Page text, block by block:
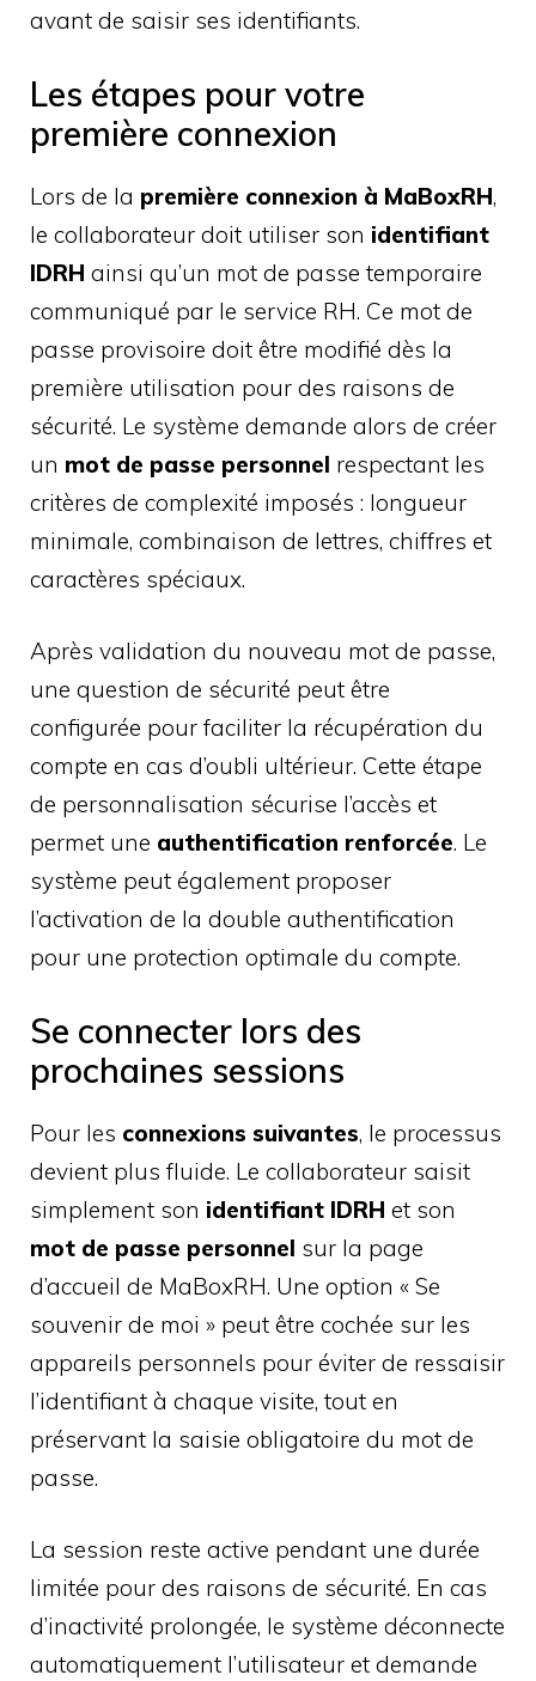
avant de saisir ses identifiants.
Les étapes pour votre
première connexion
Lors de la première connexion à MaBoxRH,
le collaborateur doit utiliser son identifiant
IDRH ainsi qu’un mot de passe temporaire
communiqué par le service RH. Ce mot de
passe provisoire doit être modifié dès la
première utilisation pour des raisons de
sécurité. Le système demande alors de créer
un mot de passe personnel respectant les
critères de complexité imposés : longueur
minimale, combinaison de lettres, chiffres et
caractères spéciaux.
Après validation du nouveau mot de passe,
une question de sécurité peut être
configurée pour faciliter la récupération du
compte en cas d’oubli ultérieur. Cette étape
de personnalisation sécurise l’accès et
permet une authentification renforcée. Le
système peut également proposer
l’activation de la double authentification
pour une protection optimale du compte.
Se connecter lors des
prochaines sessions
Pour les connexions suivantes, le processus
devient plus fluide. Le collaborateur saisit
simplement son identifiant IDRH et son
mot de passe personnel sur la page
d’accueil de MaBoxRH. Une option « Se
souvenir de moi » peut être cochée sur les
appareils personnels pour éviter de ressaisir
l’identifiant à chaque visite, tout en
préservant la saisie obligatoire du mot de
passe.
La session reste active pendant une durée
limitée pour des raisons de sécurité. En cas
d’inactivité prolongée, le système déconnecte
automatiquement l’utilisateur et demande